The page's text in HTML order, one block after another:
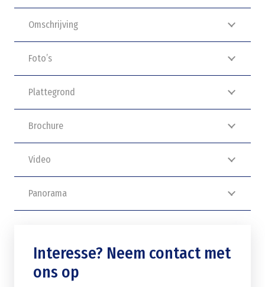
Omschrijving
Foto’s
Plattegrond
Brochure
Video
Panorama
Interesse? Neem contact met
ons op